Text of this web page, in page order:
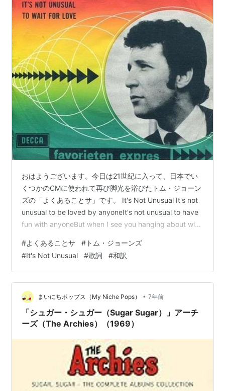
おはようございます。今日は21世紀に入って、日本でい
くつかのCMに使われて再び脚光を浴びたトム・ジョーン
ズの「よくあることサ」です。 It's Not Unusual It's not
unusual to be loved by anyoneIt's not unusual to have
fun with anyoneBut when I see you hanging about with
It's not unusual to go out at any timeBut when I…
#よくあることサ # トム・ジョーンズ
#It's Not Unusual #歌詞 #和訳
まいにちポップス（My Niche Pops） • 7年前
「シュガー・シュガー（Sugar Sugar）」アーチ
ーズ（The Archies）（1969）